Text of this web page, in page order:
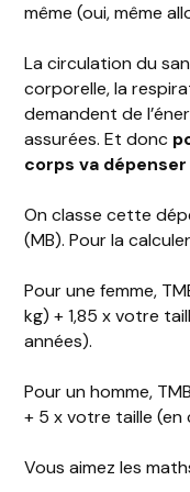
même (oui, même
La circulation du
corporelle, la
demandent de
assurées. Et donc
corps va
On classe cette
(MB). Pour la
Pour une femme,
kg) + 1,85 x votre
années).
Pour un homme,
+ 5 x votre taille (en
Vous aimez les